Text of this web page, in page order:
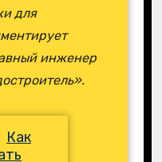
для
инженер
Как